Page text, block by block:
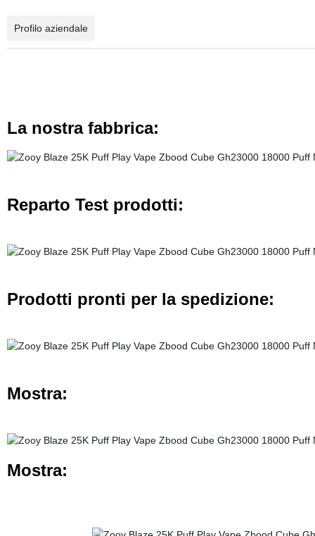
Profilo aziendale
La nostra fabbrica:
Reparto Test prodotti:
Prodotti pronti per la spedizione:
Mostra:
Mostra: